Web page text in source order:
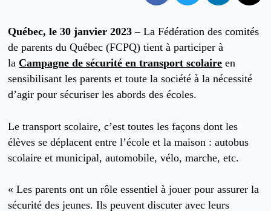
Québec, le 30 janvier 2023 – La Fédération des comités
de parents du Québec (FCPQ) tient à participer à
laCampagne de sécurité en transport scolaire en
sensibilisant les parents et toute la société à la nécessité
d’agir pour sécuriser les abords des écoles.
Le transport scolaire, c’est toutes les façons dont les
élèves se déplacent entre l’école et la maison : autobus
scolaire et municipal, automobile, vélo, marche, etc.
« Les parents ont un rôle essentiel à jouer pour assurer la
sécurité des jeunes. Ils peuvent discuter avec leurs